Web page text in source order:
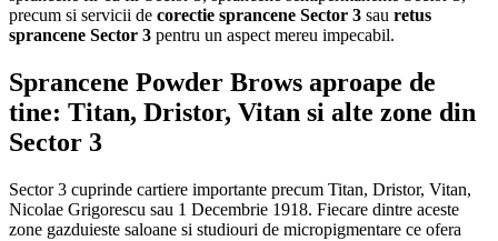
precum si servicii de corectie sprancene Sector 3 sau retus
sprancene Sector 3 pentru un aspect mereu impecabil.
Sprancene Powder Brows aproape de
tine: Titan, Dristor, Vitan si alte zone din
Sector 3
Sector 3 cuprinde cartiere importante precum Titan, Dristor, Vitan,
Nicolae Grigorescu sau 1 Decembrie 1918. Fiecare dintre aceste
zone gazduieste saloane si studiouri de micropigmentare ce ofera